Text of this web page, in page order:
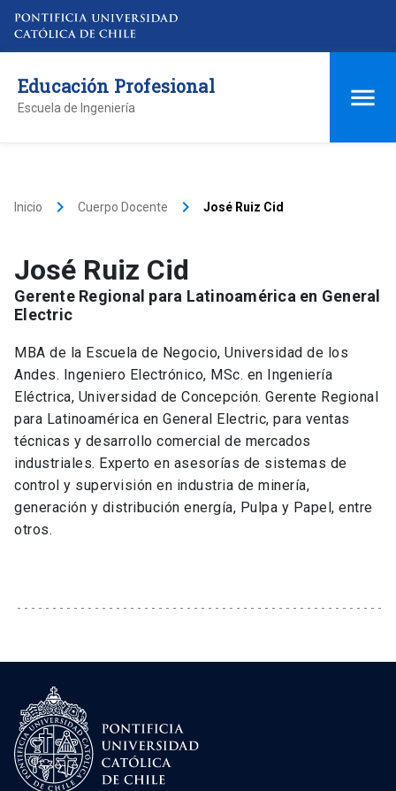
Educación Profesional
Escuela de Ingeniería
Inicio keyboard_arrow_right Cuerpo Docente keyboard_arrow_right José Ruiz Cid
José Ruiz Cid
Gerente Regional para Latinoamérica en General
Electric
MBA de la Escuela de Negocio, Universidad de los
Andes. Ingeniero Electrónico, MSc. en Ingeniería
Eléctrica, Universidad de Concepción. Gerente Regional
para Latinoamérica en General Electric, para ventas
técnicas y desarrollo comercial de mercados
industriales. Experto en asesorías de sistemas de
control y supervisión en industria de minería,
generación y distribución energía, Pulpa y Papel, entre
otros.